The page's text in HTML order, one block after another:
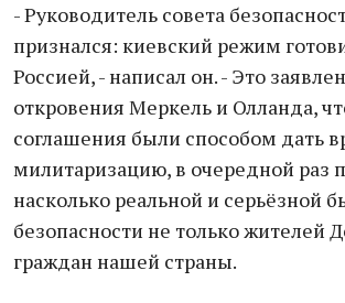
- Руководитель совета
признался: киевский режим
Россией, - написал он. - Это
откровения Меркель и Олланда,
соглашения были способом дать
милитаризацию, в очередной раз
насколько реальной и серьёзной
безопасности не только жителей
граждан нашей страны.